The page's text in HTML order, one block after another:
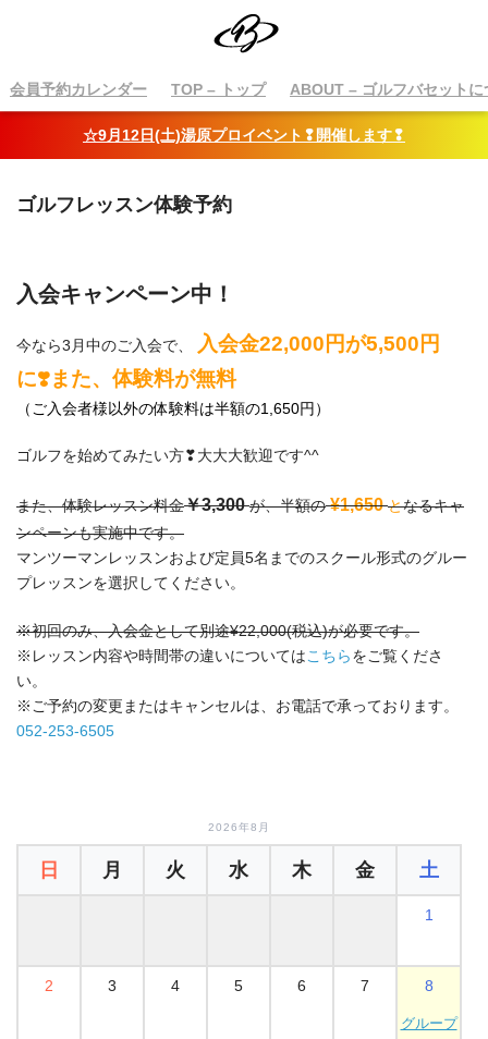
会員予約カレンダー TOP – トップ ABOUT – ゴルフバセットに
☆9月12日(土)湯原プロイベント❢開催します❢
ゴルフレッスン体験予約
入会キャンペーン中！
今なら3月中のご入会で、
入会金22,000円が5,500円
に❣️また、体験料が無料
（ご入会者様以外の体験料は半額の1,650円）
ゴルフを始めてみたい方❣大大大歓迎です^^
また、体験レッスン料金￥3,300が、半額の¥1,650となるキャ
ンペーンも実施中です。
マンツーマンレッスンおよび定員5名までのスクール形式のグルー
プレッスンを選択してください。
※初回のみ、入会金として別途¥22,000(税込)が必要です。
※レッスン内容や時間帯の違いについては こちら をご覧くださ
い。
※ご予約の変更またはキャンセルは、お電話で承っております。
052-253-6505
2026年8月
日 月 火 水 木 金 土
1
2 3 4 5 6 7 8
グループ